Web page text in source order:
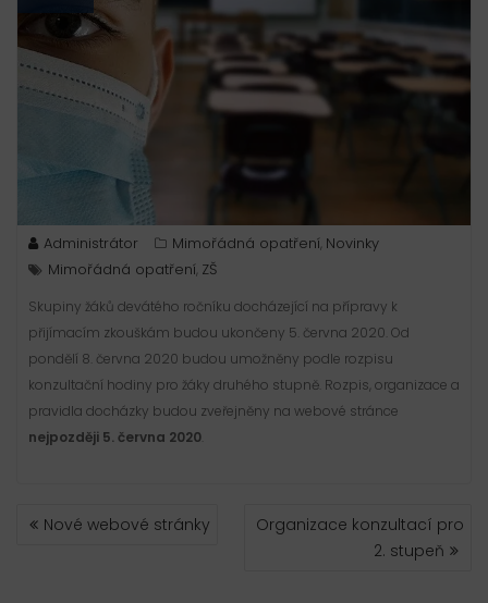
Administrátor Mimořádná opatření Novinky
Mimořádná opatření ZŠ
Skupiny žáků devátého ročníku docházející na přípravy k
přijímacím zkouškám budou ukončeny 5. června 2020. Od
pondělí 8. června 2020 budou umožněny podle rozpisu
konzultační hodiny pro žáky druhého stupně. Rozpis, organizace a
pravidla docházky budou zveřejněny na webové stránce
nejpozději 5. června 2020
NAVIGACE
PRONové webové stránky
Organizace konzultací pro
2. stupeň